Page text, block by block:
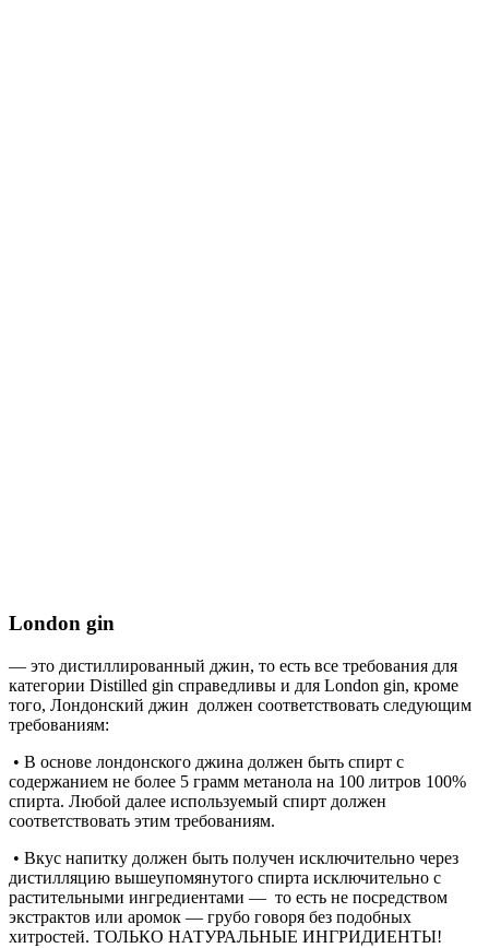
London gin
— это дистиллированный джин, то есть все требования для
категории Distilled gin справедливы и для London gin, кроме
того, Лондонский джин должен соответствовать следующим
требованиям:
• В основе лондонского джина должен быть спирт с
содержанием не более 5 грамм метанола на 100 литров 100%
спирта. Любой далее используемый спирт должен
соответствовать этим требованиям.
• Вкус напитку должен быть получен исключительно через
дистилляцию вышеупомянутого спирта исключительно с
растительными ингредиентами — то есть не посредством
экстрактов или аромок — грубо говоря без подобных
хитростей. ТОЛЬКО НАТУРАЛЬНЫЕ ИНГРИДИЕНТЫ!